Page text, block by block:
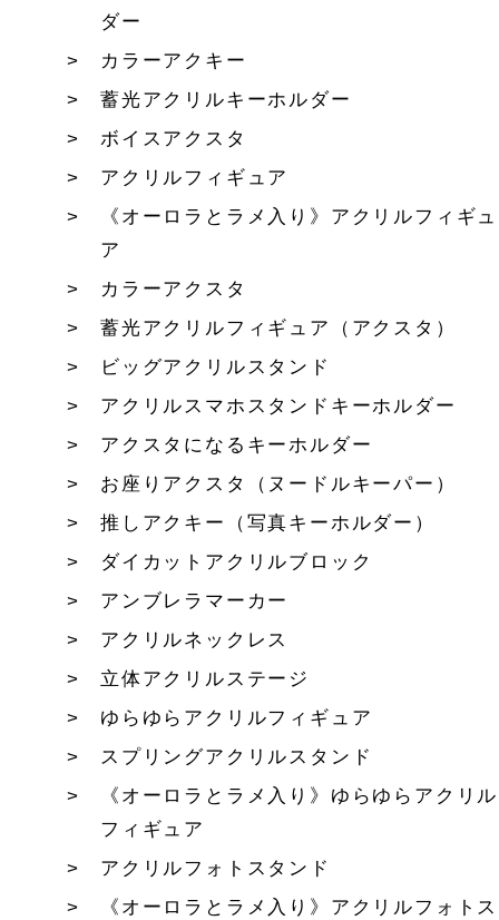
ダー
カラーアクキー
蓄光アクリルキーホルダー
ボイスアクスタ
アクリルフィギュア
《オーロラとラメ入り》アクリルフィギュ
ア
カラーアクスタ
蓄光アクリルフィギュア（アクスタ）
ビッグアクリルスタンド
アクリルスマホスタンドキーホルダー
アクスタになるキーホルダー
お座りアクスタ（ヌードルキーパー）
推しアクキー（写真キーホルダー）
ダイカットアクリルブロック
アンブレラマーカー
アクリルネックレス
立体アクリルステージ
ゆらゆらアクリルフィギュア
スプリングアクリルスタンド
《オーロラとラメ入り》ゆらゆらアクリル
フィギュア
アクリルフォトスタンド
《オーロラとラメ入り》アクリルフォトス